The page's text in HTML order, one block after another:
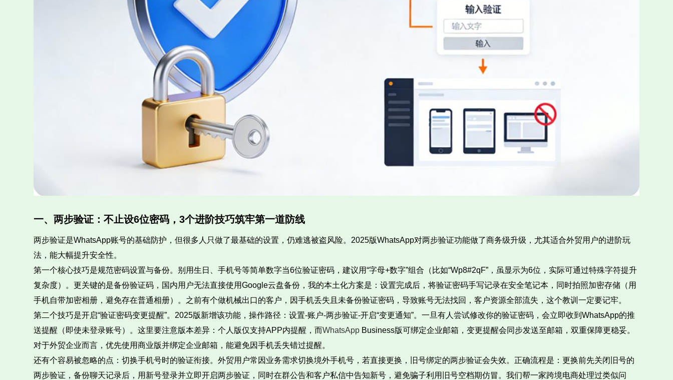
一、两步验证：不止设6位密码，3个进阶技巧筑牢第一道防线
两步验证是WhatsApp账号的基础防护，但很多人只做了最基础的设置，仍难逃被盗风险。2025版WhatsApp对两步验证功能做了商务级升级，尤其适合外贸用户的进阶玩
法，能大幅提升安全性。
第一个核心技巧是规范密码设置与备份。别用生日、手机号等简单数字当6位验证密码，建议用“字母+数字”组合（比如“Wp8#2qF”，虽显示为6位，实际可通过特殊字符提升
复杂度）。更关键的是备份验证码，国内用户无法直接使用Google云盘备份，我的本土化方案是：设置完成后，将验证密码手写记录在安全笔记本，同时拍照加密存储（用
手机自带加密相册，避免存在普通相册）。之前有个做机械出口的客户，因手机丢失且未备份验证密码，导致账号无法找回，客户资源全部流失，这个教训一定要记牢。
第二个技巧是开启“验证密码变更提醒”。2025版新增该功能，操作路径：设置-账户-两步验证-开启“变更通知”。一旦有人尝试修改你的验证密码，会立即收到WhatsApp的推
送提醒（即使未登录账号）。这里要注意版本差异：个人版仅支持APP内提醒，而WhatsApp Business版可绑定企业邮箱，变更提醒会同步发送至邮箱，双重保障更稳妥。
对于外贸企业而言，优先使用商业版并绑定企业邮箱，能避免因手机丢失错过提醒。
还有个容易被忽略的点：切换手机号时的验证衔接。外贸用户常因业务需求切换境外手机号，若直接更换，旧号绑定的两步验证会失效。正确流程是：更换前先关闭旧号的
两步验证，备份聊天记录后，用新号登录并立即开启两步验证，同时在群公告和客户私信中告知新号，避免骗子利用旧号空档期仿冒。我们帮一家跨境电商处理过类似问